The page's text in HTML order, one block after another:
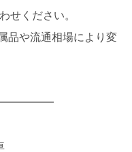
せください。
品や流通相場により変